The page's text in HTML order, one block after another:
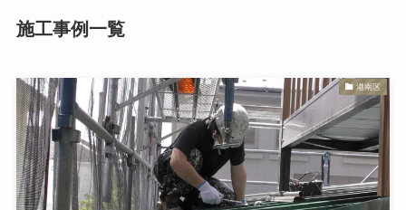
施工事例一覧
港南区